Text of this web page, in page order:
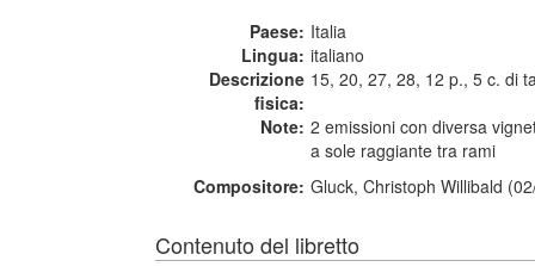
Paese: Italia
Lingua: italiano
Descrizione
fisica:
15, 20, 27, 28, 12 p., 5 c. di
Note: 2 emissioni con diversa
a sole raggiante tra rami
Compositore: Gluck, Christoph Willibald
Contenuto del libretto